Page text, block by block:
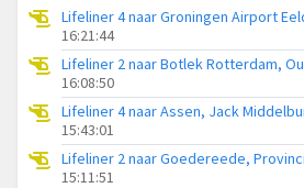
Lifeliner 4 naar Groningen Airport
16:21:44
16:08:50
Lifeliner 4 naar Assen, Jack
15:43:01
Lifeliner 2 naar Goedereede,
15:11:51